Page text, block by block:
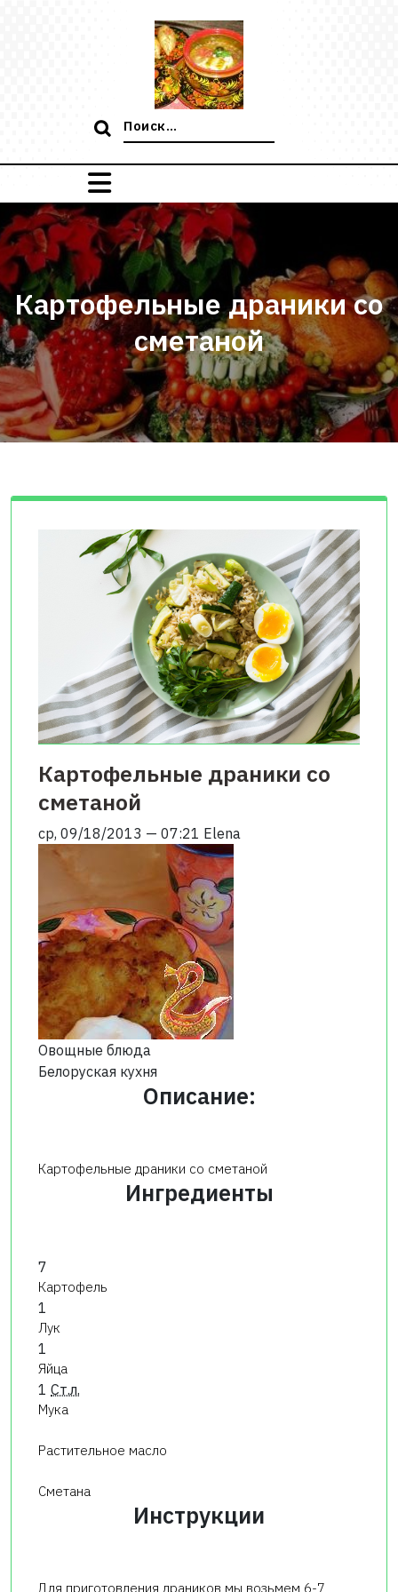
Поиск:
Картофельные драники со
сметаной
Картофельные драники со
сметаной
ср, 09/18/2013 — 07:21 Elena
Овощные блюда
Белоруская кухня
Описание:
Картофельные драники со сметаной
Ингредиенты
7
Картофель
1
Лук
1
Яйца
1 Ст.л.
Мука
Растительное масло
Сметана
Инструкции
Для приготовления драников мы возьмем 6-7